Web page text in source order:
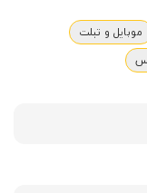
موبایل و تبلت